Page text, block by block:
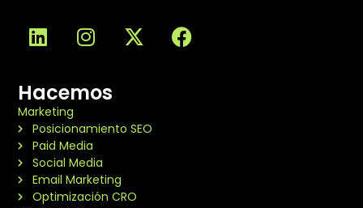
Hacemos
Marketing
Posicionamiento SEO
Paid Media
Social Media
Email Marketing
Optimización CRO